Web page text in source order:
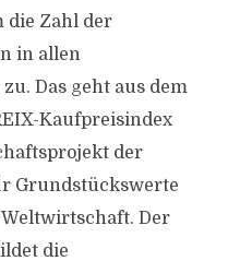
die Zahl der
in allen
Das geht aus dem
Kaufpreisindex
der
Grundstückswerte
Der
die